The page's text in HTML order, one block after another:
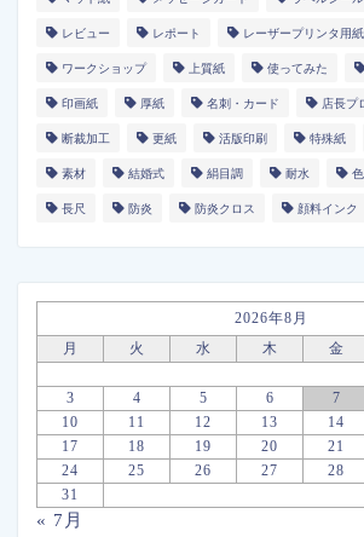
レビュー レポート レーザープリンタ用紙
ワークショップ 上質紙 使ってみた
印画紙 厚紙 名刺・カード 店長プ
断裁加工 更紙 活版印刷 特殊紙
素材 結婚式 絹目調 耐水
長尺 防炎 防炎クロス 顔料インク
2026年8月
月
火 水 木 金
3
4 5 6 7
10
11 12 13 14
17
18 19 20 21
24
25 26 27 28
31
« 7月